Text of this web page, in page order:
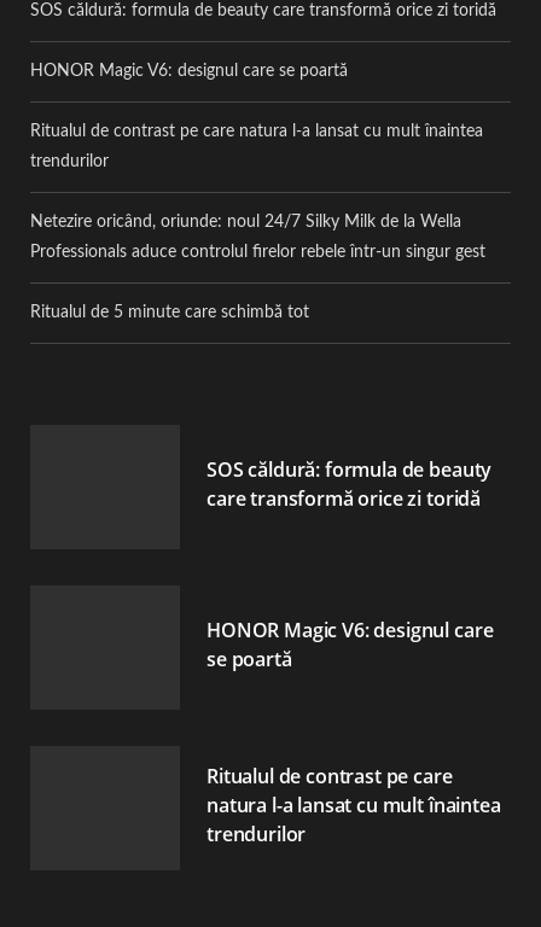
SOS căldură: formula de beauty care transformă orice zi toridă
HONOR Magic V6: designul care se poartă
Ritualul de contrast pe care natura l-a lansat cu mult înaintea
trendurilor
Netezire oricând, oriunde: noul 24/7 Silky Milk de la Wella
Professionals aduce controlul firelor rebele într-un singur gest
Ritualul de 5 minute care schimbă tot
SOS căldură: formula de beauty
care transformă orice zi toridă
HONOR Magic V6: designul care
se poartă
Ritualul de contrast pe care
natura l-a lansat cu mult înaintea
trendurilor